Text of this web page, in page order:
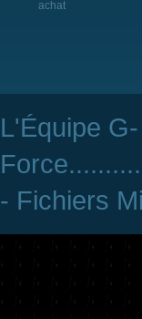
achat
L'Équipe G-
Force
- Fichiers